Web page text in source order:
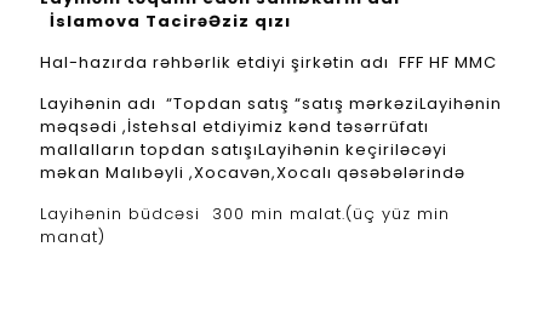
İslamova TacirəƏziz qızı
Hal-hazırda rəhbərlik etdiyi şirkətin adı FFF HF MMC
Layihənin adı “Topdan satış “satış mərkəziLayihənin
məqsədi ,İstehsal etdiyimiz kənd təsərrüfatı
mallalların topdan satışıLayihənin keçiriləcəyi
məkan Malıbəyli ,Xocavən,Xocalı qəsəbələrində
Layihənin büdcəsi 300 min malat.(üç yüz min
manat)